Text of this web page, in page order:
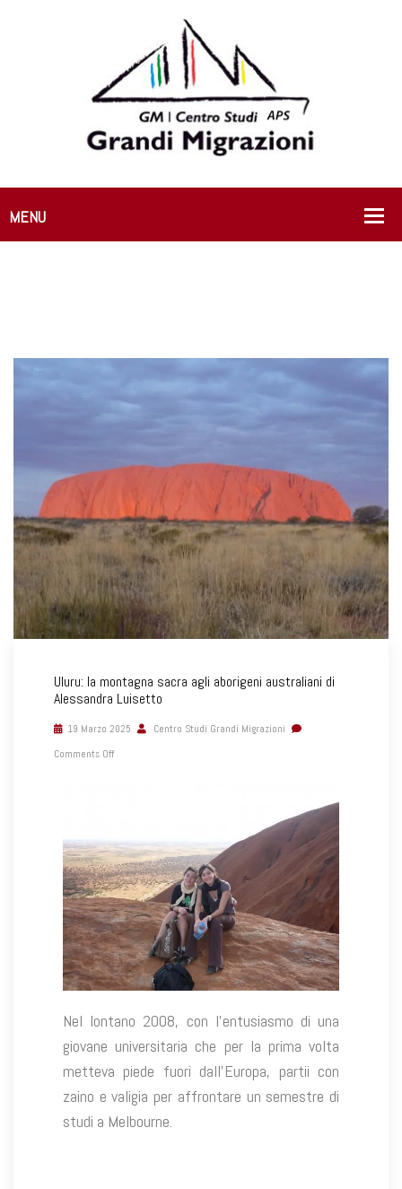
Uluru: la montagna sacra agli aborigeni australiani di
Alessandra Luisetto
19 Marzo 2025
Centro Studi Grandi Migrazioni
Comments Off
Nel lontano 2008, con l’entusiasmo di una
giovane universitaria che per la prima volta
metteva piede fuori dall’Europa, partii con
zaino e valigia per affrontare un semestre di
studi a Melbourne.